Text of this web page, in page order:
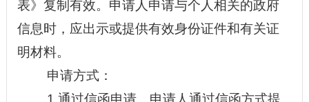
表》复制有效。申请人申请与个人相关的政府
信息时，应出示或提供有效身份证件和有关证
明材料。
申请方式：
1.通过信函申请。申请人通过信函方式提